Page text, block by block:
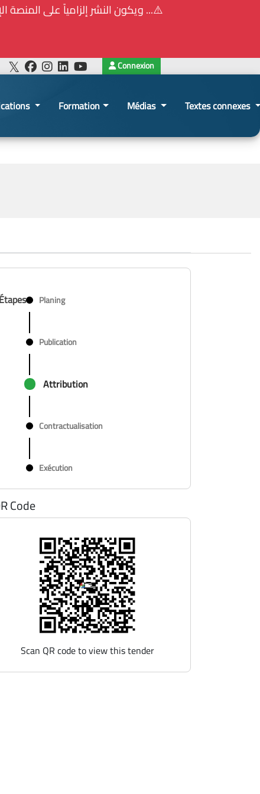
⚠️... ويكون النشر إلزامياً على المنصة
Connexion
Formation Médias Textes connexes
Étapes Planing
Publication
Attribution
Contractualisation
Exécution
Code
Scan QR code to view this tender